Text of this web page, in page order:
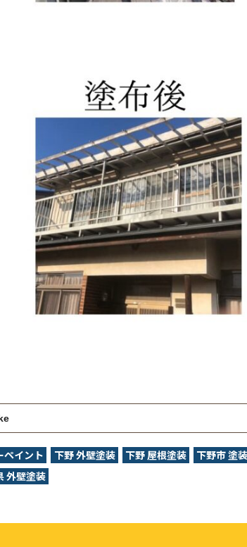
ペイント 下野 外壁塗装 下野 屋根塗装 下野市 塗装
外壁塗装